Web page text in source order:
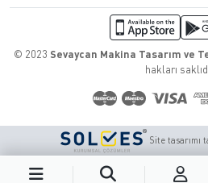
© 2023 Sevaycan Makina Tasarım ve
hakları
Site tasarımı